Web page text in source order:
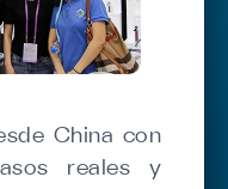
China con
reales y